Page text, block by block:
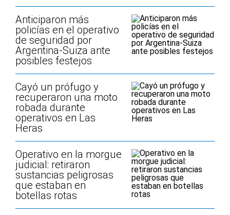
Anticiparon más
policías en el operativo
de seguridad por
Argentina-Suiza ante
posibles festejos
Cayó un prófugo y
recuperaron una moto
robada durante
operativos en Las
Heras
Operativo en la morgue
judicial: retiraron
sustancias peligrosas
que estaban en
botellas rotas